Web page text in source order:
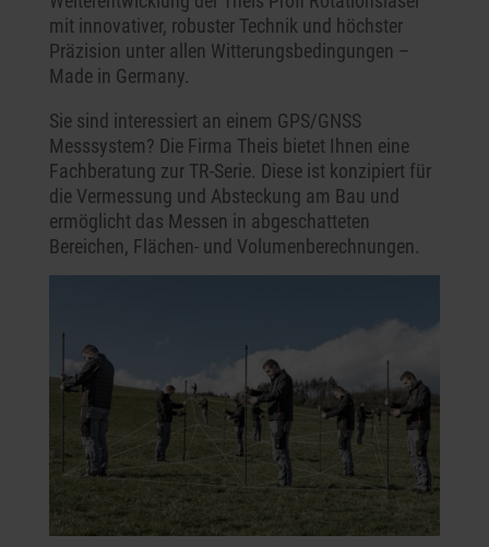
mit innovativer, robuster Technik und höchster
Präzision unter allen Witterungsbedingungen –
Made in Germany.
Sie sind interessiert an einem GPS/GNSS
Messsystem? Die Firma Theis bietet Ihnen eine
Fachberatung zur TR-Serie. Diese ist konzipiert für
die Vermessung und Absteckung am Bau und
ermöglicht das Messen in abgeschatteten
Bereichen, Flächen- und Volumenberechnungen.